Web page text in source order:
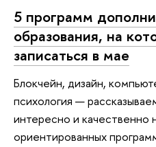
5 программ
образования, на
записаться в мае
Блокчейн, дизайн,
психология —
интересно и качественно
ориентированных